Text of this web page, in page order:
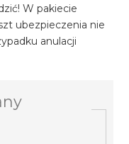
W pakiecie
ubezpieczenia nie
anulacji